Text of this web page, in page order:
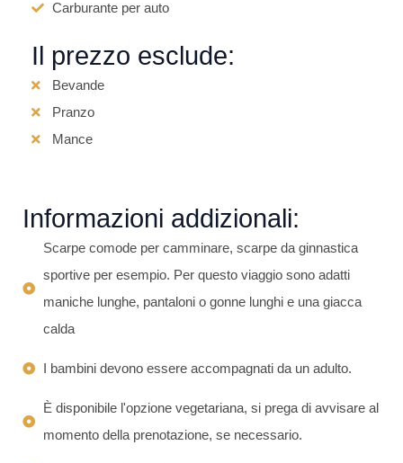
Carburante per auto
Il prezzo esclude:
Bevande
Pranzo
Mance
Informazioni addizionali:
Scarpe comode per camminare, scarpe da ginnastica
sportive per esempio. Per questo viaggio sono adatti
maniche lunghe, pantaloni o gonne lunghi e una giacca
calda
I bambini devono essere accompagnati da un adulto.
È disponibile l'opzione vegetariana, si prega di avvisare al
momento della prenotazione, se necessario.